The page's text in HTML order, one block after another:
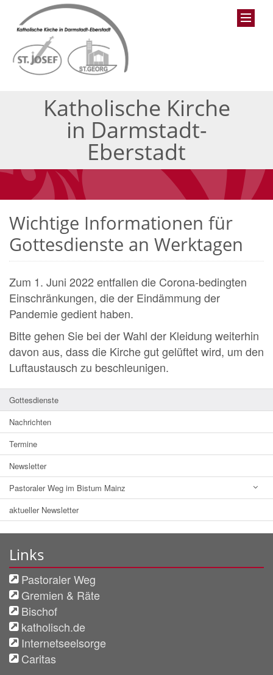
Katholische Kirche
in Darmstadt-
Eberstadt
Wichtige Informationen für
Gottesdienste an Werktagen
Zum 1. Juni 2022 entfallen die Corona-bedingten
Einschränkungen, die der Eindämmung der
Pandemie gedient haben.
Bitte gehen Sie bei der Wahl der Kleidung weiterhin
davon aus, dass die Kirche gut gelüftet wird, um den
Luftaustausch zu beschleunigen.
Gottesdienste
Nachrichten
Termine
Newsletter
Pastoraler Weg im Bistum Mainz
aktueller Newsletter
Links
Pastoraler Weg
Gremien & Räte
Bischof
katholisch.de
Internetseelsorge
Caritas